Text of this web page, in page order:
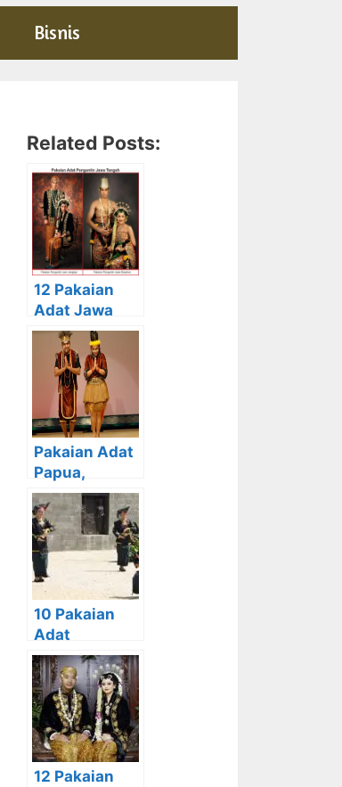
Bisnis
Related Posts:
12 Pakaian
Adat Jawa
Tengah
beserta
Gambar dan
Penjelasanny
Pakaian Adat
Papua,
Beserta
Gambar dan
Penjelasanny
a
10 Pakaian
Adat
Sumatera
Utara beserta
Gambar dan
Penjelasanny
a
12 Pakaian